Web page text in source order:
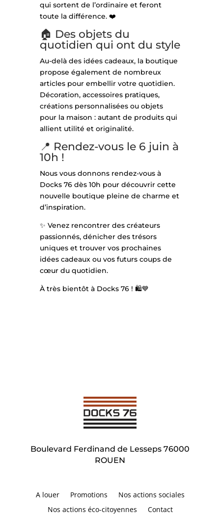
qui sortent de l’ordinaire et feront
toute la différence. ❤️
🏠 Des objets du
quotidien qui ont du style
Au-delà des idées cadeaux, la boutique
propose également de nombreux
articles pour embellir votre quotidien.
Décoration, accessoires pratiques,
créations personnalisées ou objets
pour la maison : autant de produits qui
allient utilité et originalité.
📍 Rendez-vous le 6 juin à
10h !
Nous vous donnons rendez-vous à
Docks 76 dès 10h pour découvrir cette
nouvelle boutique pleine de charme et
d’inspiration.
✨ Venez rencontrer des créateurs
passionnés, dénicher des trésors
uniques et trouver vos prochaines
idées cadeaux ou vos futurs coups de
cœur du quotidien.
À très bientôt à Docks 76 ! 🛍️💙
Boulevard Ferdinand de Lesseps 76000
ROUEN
A louer Promotions
Nos actions sociales
Nos actions éco-citoyennes
Contact